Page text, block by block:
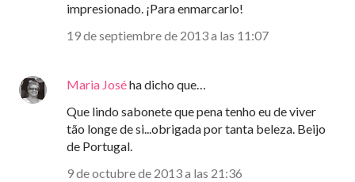
impresionado. ¡Para enmarcarlo!
19 de septiembre de 2013 a las 11:07
Maria Joséha dicho que…
Que lindo sabonete que pena tenho eu de viver
tão longe de si...obrigada por tanta beleza. Beijo
de Portugal.
9 de octubre de 2013 a las 21:36